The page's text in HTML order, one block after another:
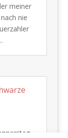
meiner
nie